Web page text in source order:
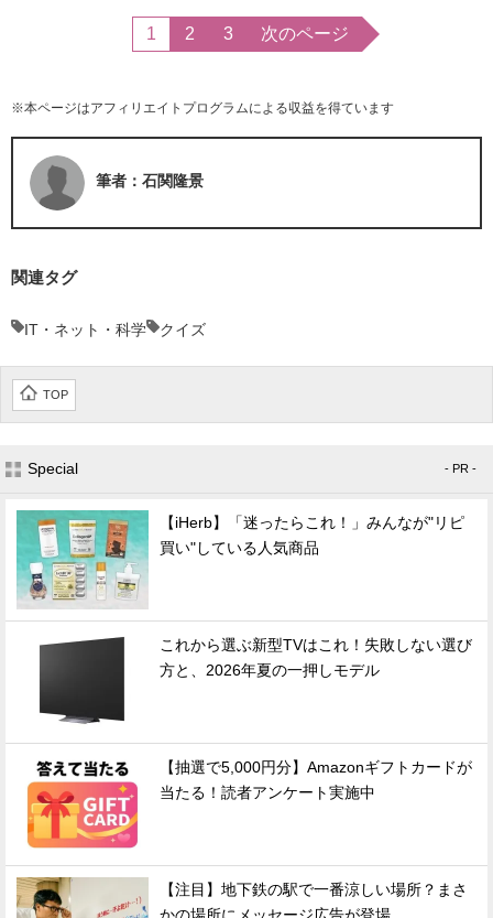
1 2 3 次のページ
※本ページはアフィリエイトプログラムによる収益を得ています
筆者：石関隆景
関連タグ
IT・ネット・科学 クイズ
TOP
Special - PR -
【iHerb】「迷ったらこれ！」みんなが"リピ
買い"している人気商品
これから選ぶ新型TVはこれ！失敗しない選び
方と、2026年夏の一押しモデル
【抽選で5,000円分】Amazonギフトカードが
当たる！読者アンケート実施中
【注目】地下鉄の駅で一番涼しい場所？まさ